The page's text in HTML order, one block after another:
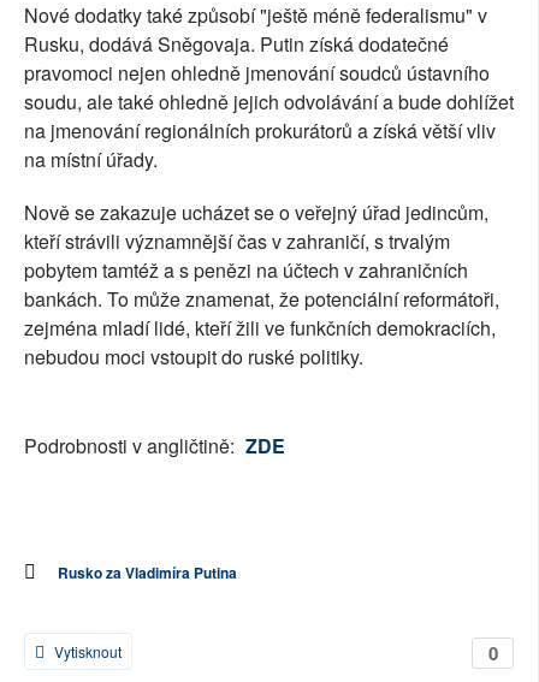
Nové dodatky také způsobí "ještě méně federalismu" v
Rusku, dodává Sněgovaja. Putin získá dodatečné
pravomoci nejen ohledně jmenování soudců ústavního
soudu, ale také ohledně jejich odvolávání a bude dohlížet
na jmenování regionálních prokurátorů a získá větší vliv
na místní úřady.
Nově se zakazuje ucházet se o veřejný úřad jedincům,
kteří strávili významnější čas v zahraničí, s trvalým
pobytem tamtéž a s penězi na účtech v zahraničních
bankách. To může znamenat, že potenciální reformátoři,
zejména mladí lidé, kteří žili ve funkčních demokraciích,
nebudou moci vstoupit do ruské politiky.
Podrobnosti v angličtině: ZDE
Rusko za Vladimíra Putina
0
Vytisknout